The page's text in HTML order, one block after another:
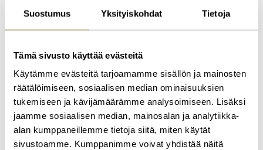
Suostumus Yksityiskohdat Tietoja
Tämä sivusto käyttää evästeitä
Käytämme evästeitä tarjoamamme sisällön ja mainosten
räätälöimiseen, sosiaalisen median ominaisuuksien
tukemiseen ja kävijämäärämme analysoimiseen. Lisäksi
jaamme sosiaalisen median, mainosalan ja analytiikka-
alan kumppaneillemme tietoja siitä, miten käytät
sivustoamme. Kumppanimme voivat yhdistää näitä
avaa mahdollisuuksia uusille innovatiivisille liiketoimintamalleille
ja työkaluille. Miten tekoälyn tuoman hyödyn voi maksimoida
laatua vaarantamatta?
Tätä nykyä Leena toimii sisältö- ja viestintäpalveluja tarjoavan
kansainvälisen Acolad-konsernin globaalina tekoälyratkaisujen
omistajana. Tässä roolissa hän käy keskusteluja sekä Suomen
suurimpien että mm. Fortune 500 -yritysten kanssa siitä, miten
hyödyntää tekoälyä ja konekääntämistä ja -tulkkausta, ja kuinka
saada generatiivisesta tekoälystä ja kielimalleista parhaat hyödyt
irti. Leena on myös mukana Acolad-konsernin
teknologiaratkaisujen kehitystyössä ja seuraa lähietäisyydeltä
toimialan teknologista kehitystä.